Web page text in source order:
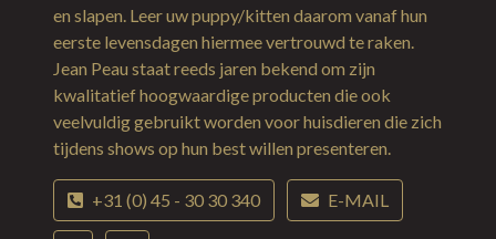
en slapen. Leer uw puppy/kitten daarom vanaf hun
eerste levensdagen hiermee vertrouwd te raken.
Jean Peau staat reeds jaren bekend om zijn
kwalitatief hoogwaardige producten die ook
veelvuldig gebruikt worden voor huisdieren die zich
tijdens shows op hun best willen presenteren.
+31 (0) 45 - 30 30 340 E-MAIL